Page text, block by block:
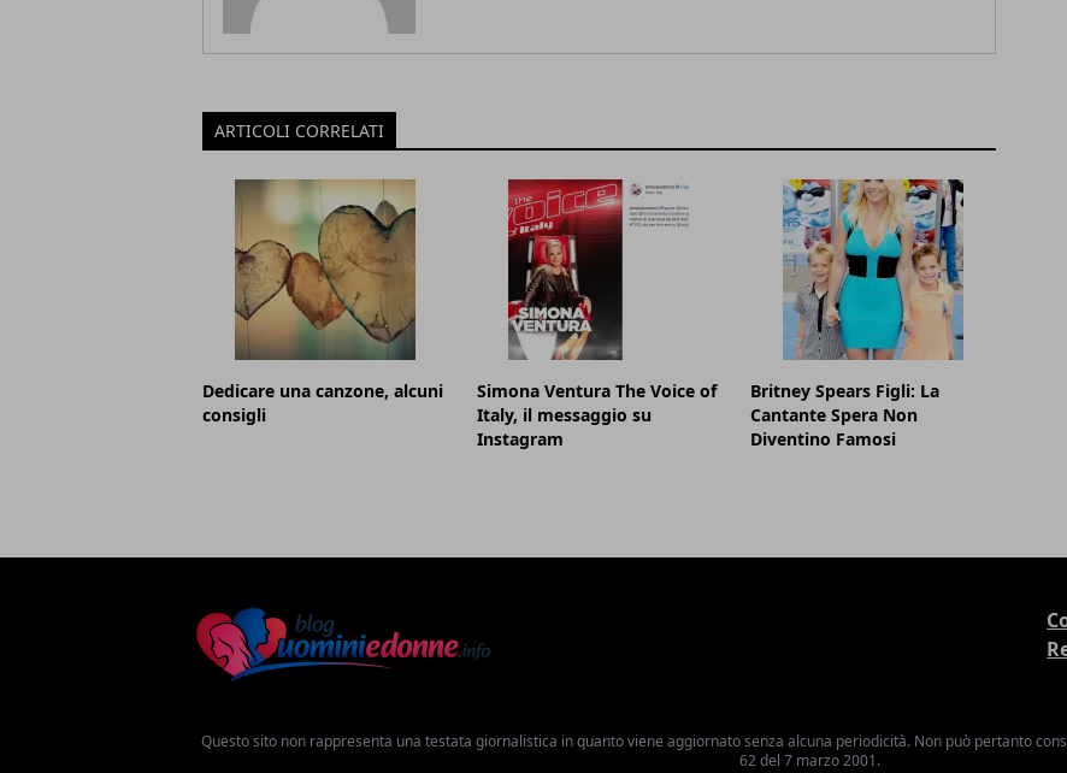
ARTICOLI CORRELATI
Dedicare una canzone, alcuni
consigli
Simona Ventura The Voice of
Italy, il messaggio su
Instagram
Britney Spears Figli: La
Cantante Spera Non
Diventino Famosi
Questo sito non rappresenta una testata giornalistica in quanto viene aggiornato senza alcuna periodicità. Non può pertanto
62 del 7 marzo 2001.